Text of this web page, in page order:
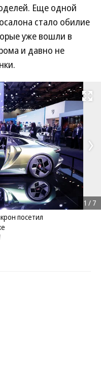
Еще одной
стало обилие
уже вошли в
и давно не
Развернуть
посетил
1 / 7